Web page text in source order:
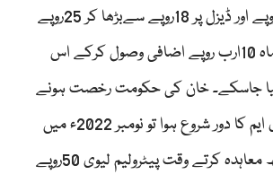
سے بڑھا کر 19.75روپے اور ڈیزل پر 18روپے سےبڑھا کر 25روپے
کردی گئی تاکہ ہر ماہ 10ارب روپے اضافی وصول کرکے اس
جاسکے۔ خان کی حکومت رخصت ہونے
کے بعد جب پی ڈی ایم کا دور شروع ہوا تو نومبر 2022ء میں
آئی ایم ایف کیساتھ معاہدہ کرتے وقت پیٹرولیم لیوی 50روپے